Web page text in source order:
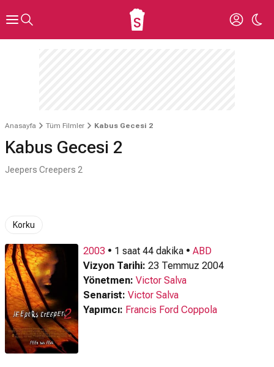
Anasayfa Tüm Filmler Kabus Gecesi 2
Kabus Gecesi 2
Jeepers Creepers 2
Korku
2003 • 1 saat 44 dakika • ABD
Vizyon Tarihi: 23 Temmuz 2004
Yönetmen: Victor Salva
Senarist: Victor Salva
Yapımcı: Francis Ford Coppola